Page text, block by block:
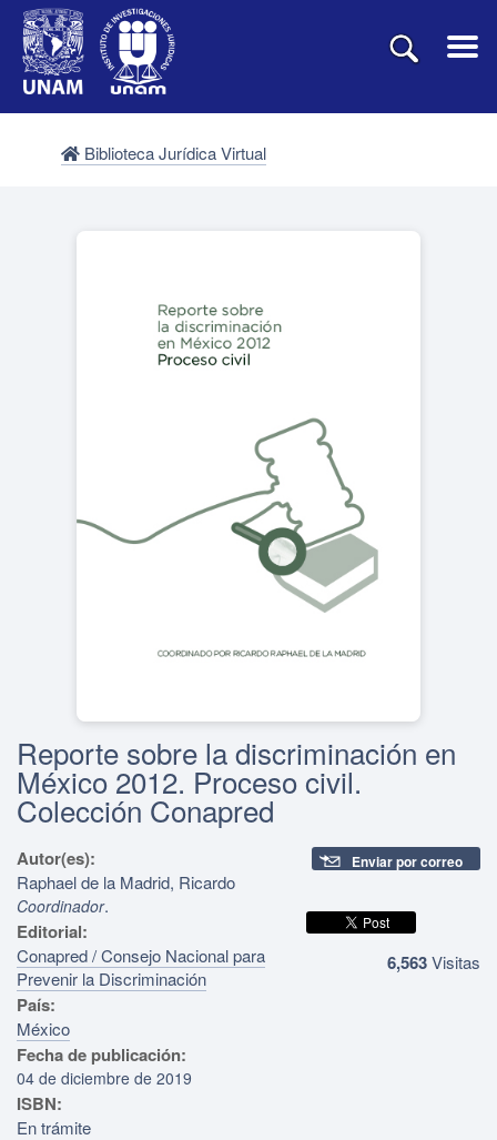
Biblioteca Jurídica Virtual
Reporte sobre la discriminación en
México 2012. Proceso civil.
Colección Conapred
Autor(es):
Raphael de la Madrid, Ricardo
Coordinador.
Editorial:
Conapred / Consejo Nacional para
Prevenir la Discriminación
País:
México
Fecha de publicación:
04 de diciembre de 2019
ISBN:
En trámite
Enviar por correo
6,563Visitas